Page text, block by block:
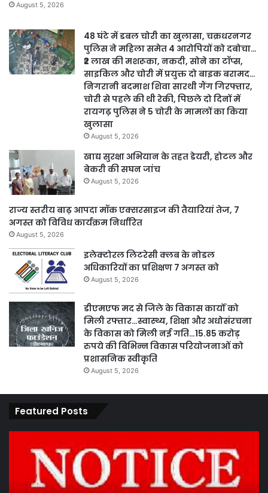
August 5, 2026
48 घंटे में डबल चोरी का खुलासा, चक्रधरनगर
पुलिस ने महिला समेत 4 आरोपियों को दबोचा…
₹2 लाख की मशरूका, नकदी, सोने का टॉप्स,
साइकिल और चोरी में प्रयुक्त दो बाइक बरामद…
निगरानी बदमाश शिवा सारथी गैंग गिरफ्तार,
चोरी से पहले की थी रेकी, पिछले दो दिनों में
रायगढ़ पुलिस ने 5 चोरी के मामलों का किया
खुलासा
August 5, 2026
खाद्य सुरक्षा अभियान के तहत डेयरी, होटल और
बेकरी की सघन जांच
August 5, 2026
राज्य स्तरीय बाढ़ आपदा मॉक एक्सरसाइज की तैयारियां तेज, 7
अगस्त को विविध कार्यक्रम निर्धारित
August 5, 2026
इलेक्टोरल लिटरेसी क्लब के नोडल
अधिकारियों का प्रशिक्षण 7 अगस्त को
August 5, 2026
डीएमएफ मद से जिले के विकास कार्यों को
मिली रफ्तार…स्वास्थ्य, शिक्षा और अधोसंरचना
के विकास को मिली नई गति…15.85 करोड़
रुपये की विभिन्न विकास परियोजनाओं को
प्रशासनिक स्वीकृति
August 5, 2026
Featured Posts
प्रक्रिया